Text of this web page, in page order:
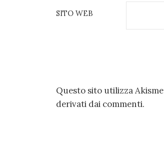
SITO WEB
Questo sito utilizza
derivati dai commenti.